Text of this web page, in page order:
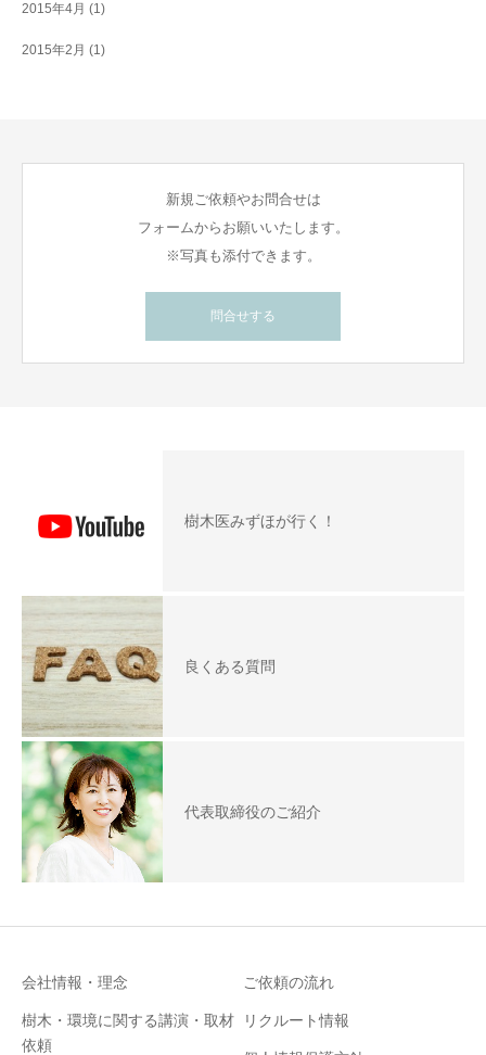
2015年4月 (1)
2015年2月 (1)
新規ご依頼やお問合せは
フォームからお願いいたします。
※写真も添付できます。
問合せする
樹木医みずほが行く！
良くある質問
代表取締役のご紹介
会社情報・理念 ご依頼の流れ
樹木・環境に関する講演・取材
依頼
リクルート情報